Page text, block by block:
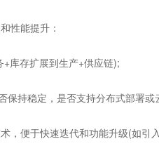
性能提升：
库存扩展到生产+供应链);
持稳定，是否支持分布式部署或
便于快速迭代和功能升级(如引入